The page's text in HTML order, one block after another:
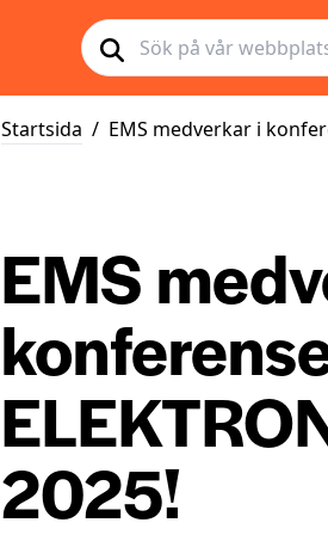
Startsida / EMS medverkar i
EMS
2025!